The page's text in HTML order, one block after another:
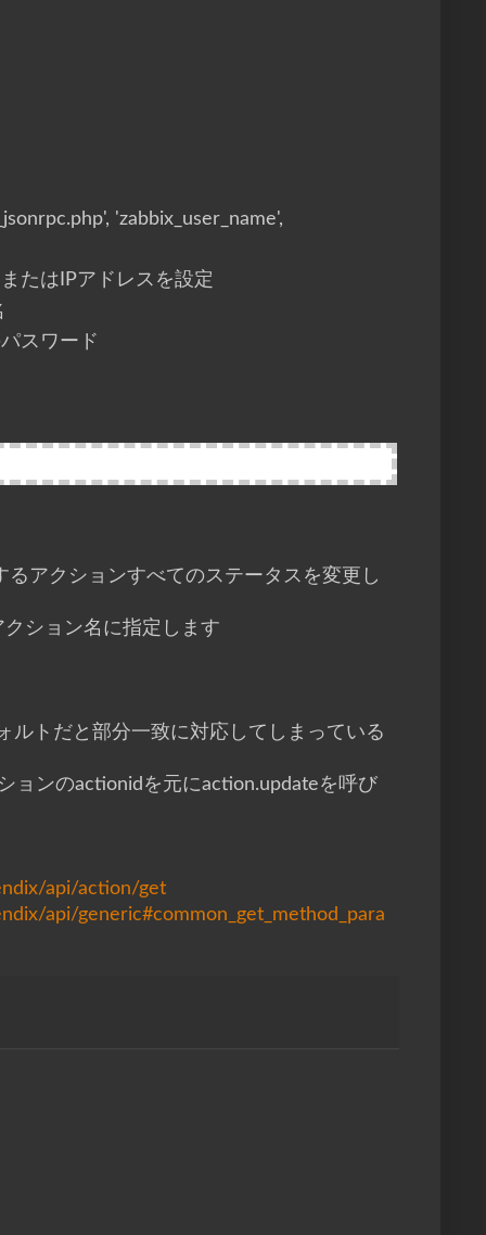
'zabbix_user_name',
たはIPアドレスを設定
スワード
アクションすべてのステータスを変更し
ション名に指定します
ルトだと部分一致に対応してしまっている
ョンのactionidを元にaction.updateを呼び
api/action/get
api/generic#common_get_method_para